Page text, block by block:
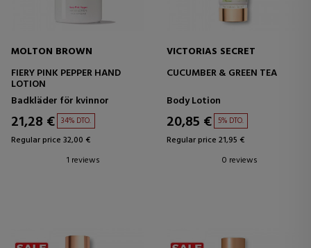
MOLTON BROWN
FIERY PINK PEPPER HAND
LOTION
Badkläder för kvinnor
21,28 € 34% DTO.
Regular price 32,00 €
1 reviews
VICTORIAS SECRET
CUCUMBER & GREEN TEA
Body Lotion
20,85 € 5% DTO.
Regular price 21,95 €
0 reviews